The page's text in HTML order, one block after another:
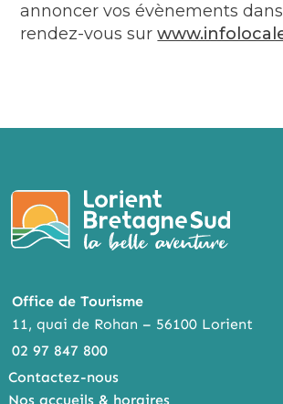
annoncer vos évènements
rendez-vous sur
Office de Tourisme
11, quai de Rohan – 56100 Lorient
02 97 847 800
Contactez-nous
Nos accueils & horaires